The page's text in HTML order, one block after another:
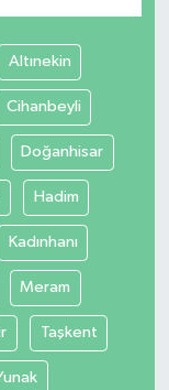
Altınekin
Cihanbeyli
Doğanhisar
Hadim
Kadınhanı
Meram
Taşkent